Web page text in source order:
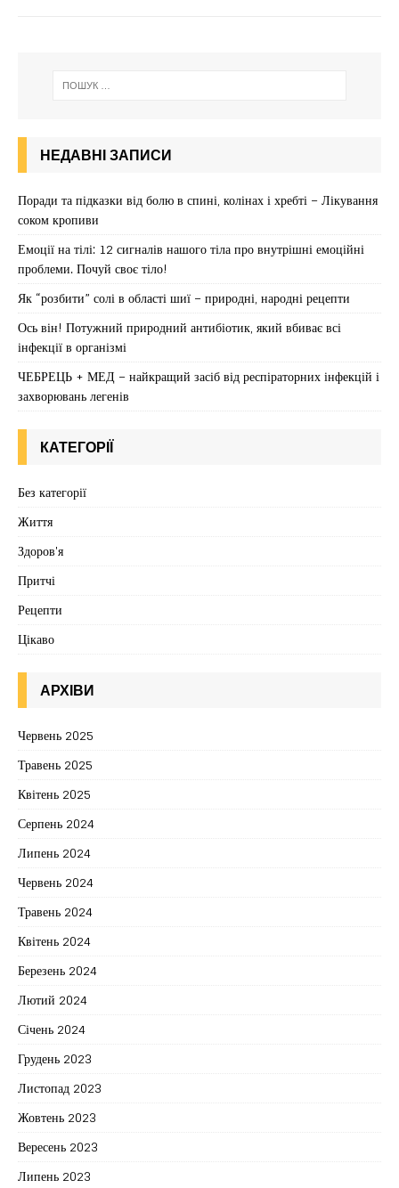
НЕДАВНІ ЗАПИСИ
Поради та підказки від болю в спині, колінах і хребті – Лікування
соком кропиви
Емоції на тілі: 12 сигналів нашого тіла про внутрішні емоційні
проблеми. Почуй своє тіло!
Як “розбити” солі в області шиї – природні, народні рецепти
Ось він! Потужний природний антибіотик, який вбиває всі
інфекції в організмі
ЧЕБРЕЦЬ + МЕД – найкращий засіб від респіраторних інфекцій і
захворювань легенів
КАТЕГОРІЇ
Без категорії
Життя
Здоров'я
Притчі
Рецепти
Цікаво
АРХІВИ
Червень 2025
Травень 2025
Квітень 2025
Серпень 2024
Липень 2024
Червень 2024
Травень 2024
Квітень 2024
Березень 2024
Лютий 2024
Січень 2024
Грудень 2023
Листопад 2023
Жовтень 2023
Вересень 2023
Липень 2023